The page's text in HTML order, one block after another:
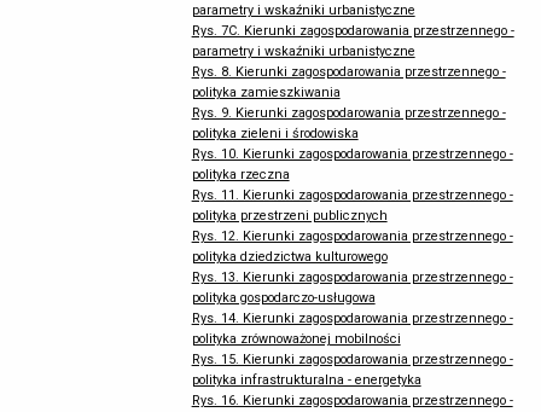
parametry i wskaźniki urbanistyczne
Rys. 7C. Kierunki zagospodarowania przestrzennego -
parametry i wskaźniki urbanistyczne
Rys. 8. Kierunki zagospodarowania przestrzennego -
polityka zamieszkiwania
Rys. 9. Kierunki zagospodarowania przestrzennego -
polityka zieleni i środowiska
Rys. 10. Kierunki zagospodarowania przestrzennego -
polityka rzeczna
Rys. 11. Kierunki zagospodarowania przestrzennego -
polityka przestrzeni publicznych
Rys. 12. Kierunki zagospodarowania przestrzennego -
polityka dziedzictwa kulturowego
Rys. 13. Kierunki zagospodarowania przestrzennego -
polityka gospodarczo-usługowa
Rys. 14. Kierunki zagospodarowania przestrzennego -
polityka zrównoważonej mobilności
Rys. 15. Kierunki zagospodarowania przestrzennego -
polityka infrastrukturalna - energetyka
Rys. 16. Kierunki zagospodarowania przestrzennego -